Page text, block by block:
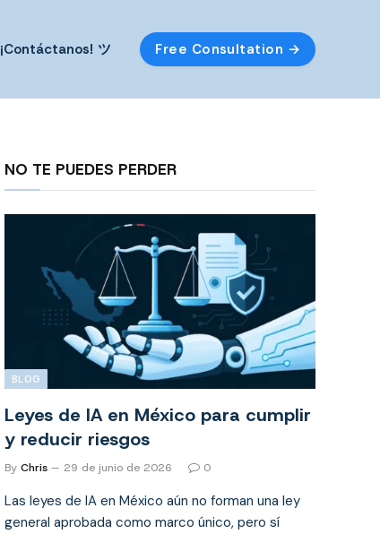
¡Contáctanos! ツ Free Consultation →
NO TE PUEDES PERDER
BLOG
Leyes de IA en México para cumplir
y reducir riesgos
By Chris 29 de junio de 2026 0
Las leyes de IA en México aún no forman una ley
general aprobada como marco único, pero sí